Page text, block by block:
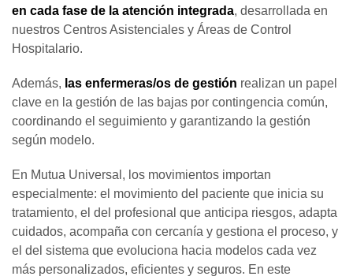
en cada fase de la atención integrada, desarrollada en
nuestros Centros Asistenciales y Áreas de Control
Hospitalario.
Además, las enfermeras/os de gestión realizan un papel
clave en la gestión de las bajas por contingencia común,
coordinando el seguimiento y garantizando la gestión
según modelo.
En Mutua Universal, los movimientos importan
especialmente: el movimiento del paciente que inicia su
tratamiento, el del profesional que anticipa riesgos, adapta
cuidados, acompaña con cercanía y gestiona el proceso, y
el del sistema que evoluciona hacia modelos cada vez
más personalizados, eficientes y seguros. En este